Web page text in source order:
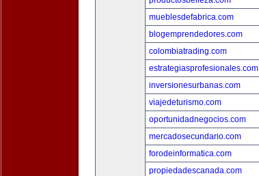
mueblesdefabrica.com
blogemprendedores.com
colombiatrading.com
estrategiasprofesionales.com
inversionesurbanas.com
viajedeturismo.com
oportunidadnegocios.com
mercadosecundario.com
forodeinformatica.com
propiedadescanada.com